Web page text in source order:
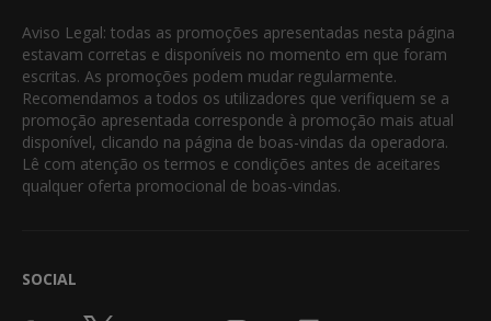
Aviso Legal: todas as promoções apresentadas nesta página
estavam corretas e disponíveis no momento em que foram
escritas. As promoções podem mudar regularmente.
Recomendamos a todos os utilizadores que verifiquem se a
promoção apresentada corresponde à promoção mais atual
disponível, clicando na página de boas-vindas da operadora.
Lê com atenção os termos e condições antes de aceitares
qualquer oferta promocional de boas-vindas.
SOCIAL